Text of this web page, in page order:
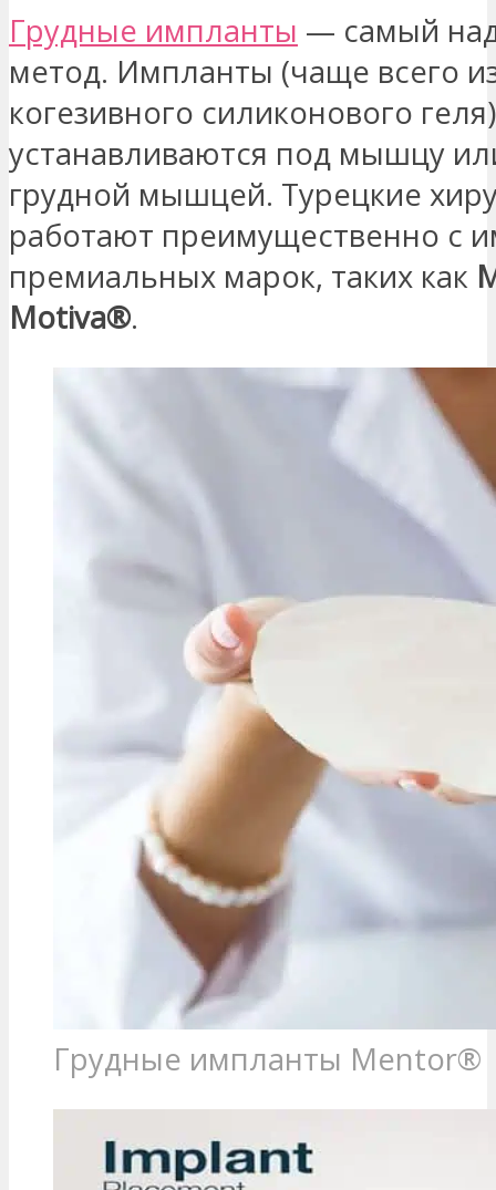
Грудные импланты — самый
метод. Импланты (чаще всего
когезивного силиконового геля)
устанавливаются под мышцу
грудной мышцей. Турецкие
работают преимущественно с
премиальных марок, таких как
Motiva®.
Грудные импланты Mentor®